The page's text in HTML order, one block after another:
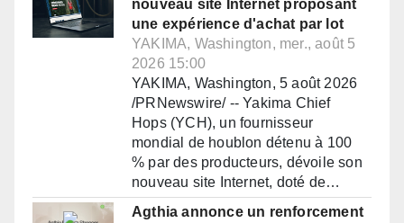
nouveau site Internet proposant
une expérience d'achat par lot
YAKIMA, Washington, mer., août 5
2026 15:00
YAKIMA, Washington, 5 août 2026
/PRNewswire/ -- Yakima Chief
Hops (YCH), un fournisseur
mondial de houblon détenu à 100
% par des producteurs, dévoile son
nouveau site Internet, doté de…
Agthia annonce un renforcement